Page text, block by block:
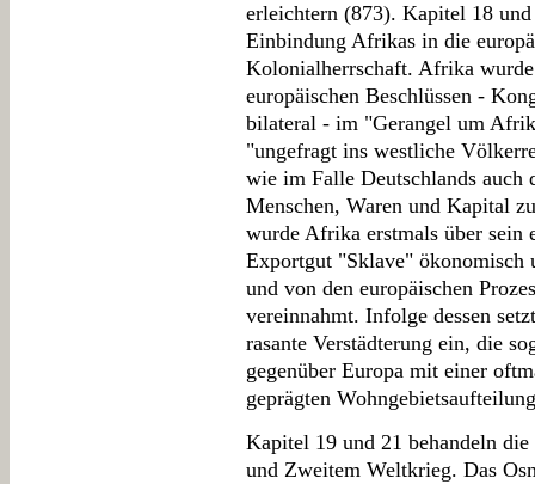
erleichtern (873). Kapitel 18
Einbindung Afrikas in die
Kolonialherrschaft. Afrika
europäischen Beschlüssen -
bilateral - im "Gerangel um
"ungefragt ins westliche
wie im Falle Deutschlands auch
Menschen, Waren und Kapital
wurde Afrika erstmals über sein
Exportgut "Sklave"
und von den europäischen
vereinnahmt. Infolge dessen
rasante Verstädterung ein, die
gegenüber Europa mit einer
geprägten
Kapitel 19 und 21 behandeln
und Zweitem Weltkrieg. Das